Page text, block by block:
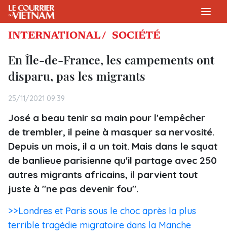
INTERNATIONAL / SOCIÉTÉ
En Île-de-France, les campements ont
disparu, pas les migrants
25/11/2021 09:39
José a beau tenir sa main pour l'empêcher
de trembler, il peine à masquer sa nervosité.
Depuis un mois, il a un toit. Mais dans le squat
de banlieue parisienne qu'il partage avec 250
autres migrants africains, il parvient tout
juste à "ne pas devenir fou".
>>Londres et Paris sous le choc après la plus
terrible tragédie migratoire dans la Manche